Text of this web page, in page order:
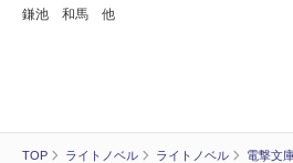
TOP ライトノベル ライトノベル 電撃文
鎌池 和馬 他